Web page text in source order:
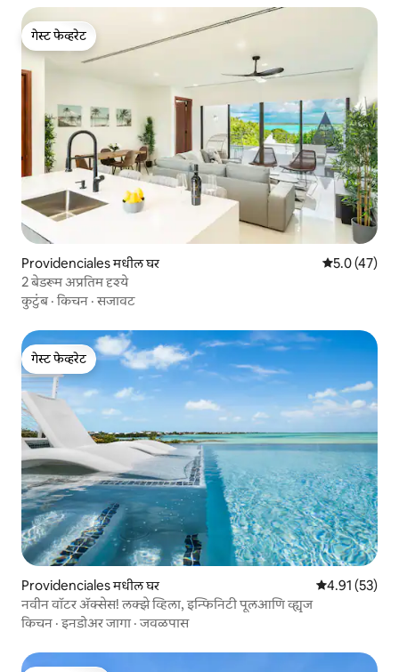
गेस्ट फेव्हरेट
गेस्ट फेव्हरेट
Providenciales मधील घर 5 पैकी 5.0
5.0 (47)
2 बेडरूम अप्रतिम दृश्ये
कुटुंब·किचन ·सजावट
गेस्ट फेव्हरेट
गेस्ट फेव्हरेट
Providenciales मधील घर 5 पैकी 4.91
4.91 (53)
नवीन वॉटर ॲक्सेस! लक्झे व्हिला, इन्फिनिटी पूलआणि व्ह्यूज
किचन ·इनडोअर जागा ·जवळपास